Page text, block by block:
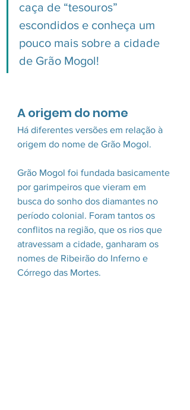
caça de “tesouros”
escondidos e conheça um
pouco mais sobre a cidade
de Grão Mogol!
A origem do nome
Há diferentes versões em relação à
origem do nome de Grão Mogol.
Grão Mogol foi fundada basicamente
por garimpeiros que vieram em
busca do sonho dos diamantes no
período colonial. Foram tantos os
conflitos na região, que os rios que
atravessam a cidade, ganharam os
nomes de Ribeirão do Inferno e
Córrego das Mortes.